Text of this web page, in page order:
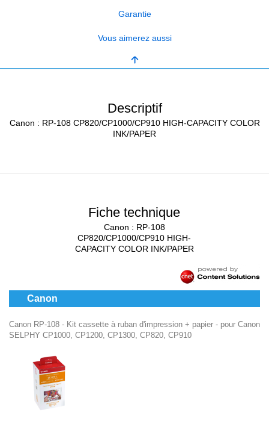
Garantie
Vous aimerez aussi
Descriptif
Canon : RP-108 CP820/CP1000/CP910 HIGH-CAPACITY COLOR
INK/PAPER
Fiche technique
Canon : RP-108
CP820/CP1000/CP910 HIGH-
CAPACITY COLOR INK/PAPER
Canon
Canon RP-108 - Kit cassette à ruban d'impression + papier - pour Canon
SELPHY CP1000, CP1200, CP1300, CP820, CP910